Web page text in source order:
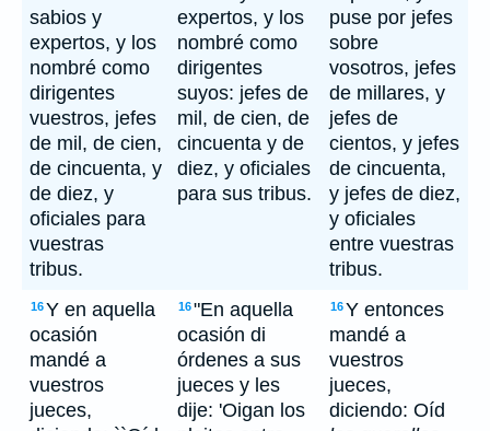
sabios y
expertos, y los
nombré como
dirigentes
vuestros, jefes
de mil, de cien,
de cincuenta, y
de diez, y
oficiales para
vuestras
tribus.
expertos, y los
nombré como
dirigentes
suyos: jefes de
mil, de cien, de
cincuenta y de
diez, y oficiales
para sus tribus.
puse por jefes
sobre
vosotros, jefes
de millares, y
jefes de
cientos, y jefes
de cincuenta,
y jefes de diez,
y oficiales
entre vuestras
tribus.
16Y en aquella
ocasión
mandé a
vuestros
jueces,
16"En aquella
ocasión di
órdenes a sus
jueces y les
dije: 'Oigan los
16Y entonces
mandé a
vuestros
jueces,
diciendo: Oíd